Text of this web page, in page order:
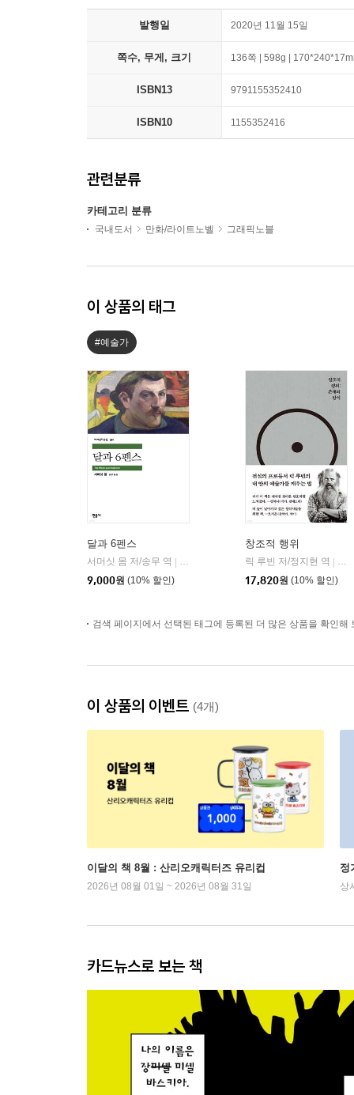
발행일 2020년 11월 15일
쪽수, 무게, 크기 136쪽 | 598g |
ISBN13 9791155352410
ISBN10 1155352416
관련분류
카테고리 분류
국내도서 만화/라이트노벨 그래픽노블
이 상품의 태그
#예술가
달과 6펜스
서머싯 몸 저/송무 역
민음사
9,000원 (10% 할인)
창조적 행위
릭 루빈 저/정지현 역
코
17,820원 (10% 할인)
검색 페이지에서 선택된 태그에 등록된 더 많은 상품을 확인해
이 상품의 이벤트 (4개)
이달의 책 8월 : 산리오캐릭터즈 유리컵
2026년 08월 01일 ~ 2026년 08월 31일
정
상
카드뉴스로 보는 책